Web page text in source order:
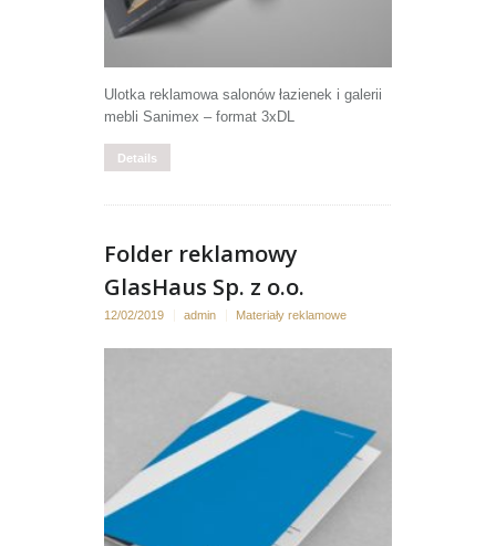
Ulotka reklamowa salonów łazienek i galerii
mebli Sanimex – format 3xDL
Details
Folder reklamowy
GlasHaus Sp. z o.o.
12/02/2019 admin Materiały reklamowe